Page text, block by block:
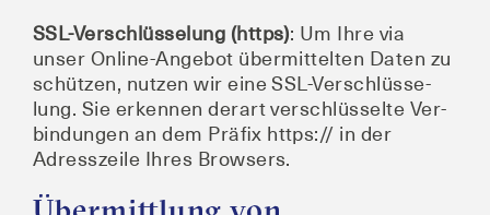
SSL-Ver­schlüs­se­lung (https): Um Ihre via
unser Online-Ange­bot über­mit­tel­ten Daten zu
schüt­zen, nut­zen wir eine SSL-Ver­schlüs­se­
lung. Sie erken­nen der­art ver­schlüs­sel­te Ver­
bin­dun­gen an dem Prä­fix https:// in der
Adress­zei­le Ihres Browsers.